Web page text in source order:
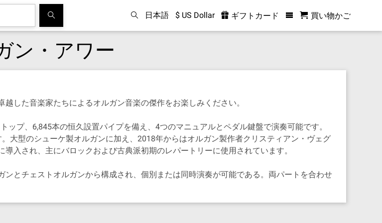
日本語 $ US Dollar ギフトカード 買い物かご
ン・アワー
した音楽家たちによるオルガン音楽の傑作をお楽しみください。
プ、6,845本の恒久設置パイプを備え、4つのマニュアルとペダル鍵盤で演奏可能です。
大型のシューケ製オルガンに加え、2018年からはオルガン製作者クリスティアン・ヴェグ
入され、主にバロックおよび古典派初期のレパートリーに使用されています。
とチェストオルガンから構成され、個別または同時演奏が可能である。両パートを合わせ